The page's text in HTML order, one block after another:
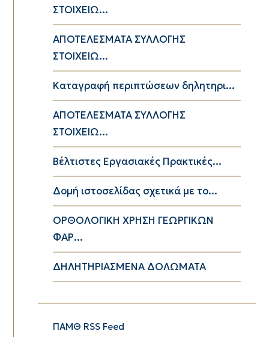
ΣΤΟΙΧΕΙΩ...
ΑΠΟΤΕΛΕΣΜΑΤΑ ΣΥΛΛΟΓΗΣ
ΣΤΟΙΧΕΙΩ...
Καταγραφή περιπτώσεων δηλητηρι...
ΑΠΟΤΕΛΕΣΜΑΤΑ ΣΥΛΛΟΓΗΣ
ΣΤΟΙΧΕΙΩ...
Βέλτιστες Εργασιακές Πρακτικές...
Δομή ιστοσελίδας σχετικά με το...
ΟΡΘΟΛΟΓΙΚΗ ΧΡΗΣΗ ΓΕΩΡΓΙΚΩΝ
ΦΑΡ...
ΔΗΛΗΤΗΡΙΑΣΜΕΝΑ ΔΟΛΩΜΑΤΑ
ΠΑΜΘ RSS Feed